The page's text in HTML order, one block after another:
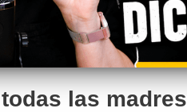
las madres